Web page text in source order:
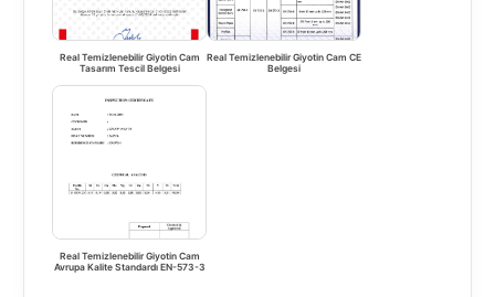
Real Temizlenebilir Giyotin Cam
Tasarım Tescil Belgesi
Real Temizlenebilir Giyotin Cam CE
Belgesi
Real Temizlenebilir Giyotin Cam
Avrupa Kalite Standardı EN-573-3